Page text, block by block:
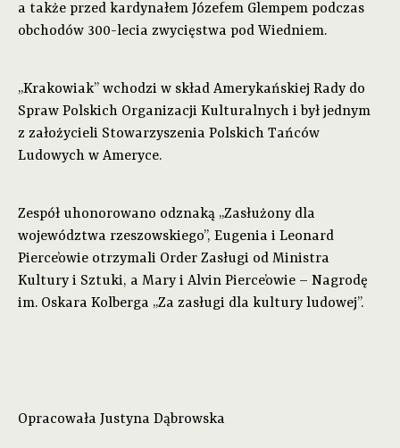
a także przed kardynałem Józefem Glempem podczas
obchodów 300-lecia zwycięstwa pod Wiedniem.
„Krakowiak” wchodzi w skład Amerykańskiej Rady do
Spraw Polskich Organizacji Kulturalnych i był jednym
z założycieli Stowarzyszenia Polskich Tańców
Ludowych w Ameryce.
Zespół uhonorowano odznaką „Zasłużony dla
województwa rzeszowskiego”, Eugenia i Leonard
Pierce’owie otrzymali Order Zasługi od Ministra
Kultury i Sztuki, a Mary i Alvin Pierce’owie – Nagrodę
im. Oskara Kolberga „Za zasługi dla kultury ludowej”.
Opracowała Justyna Dąbrowska